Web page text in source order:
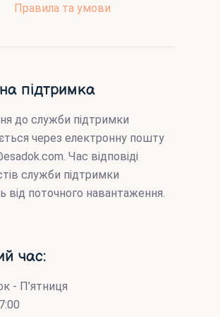
Правила та умови
підтримка
до служби підтримки
через електронну пошту
. Час відповіді
служби підтримки
від поточного навантаження.
час:
- П’ятниця